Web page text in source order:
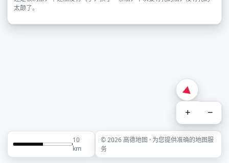
太颠了。
+ −
10
km
© 2026 高德地图 · 为您提供准确的地图服
务